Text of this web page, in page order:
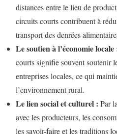
distances entre le lieu de
circuits courts contribuent à
transport des denrées
Le soutien à l’économie locale
courts signifie souvent soutenir
entreprises locales, ce qui
l’environnement rural.
Le lien social et culturel : Par
avec les producteurs, les
les savoir-faire et les traditions